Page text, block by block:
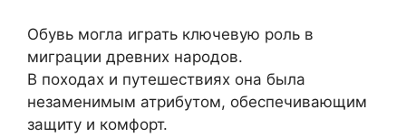
Обувь могла играть ключевую роль в
миграции древних народов.
В походах и путешествиях она была
незаменимым атрибутом, обеспечивающим
защиту и комфорт.